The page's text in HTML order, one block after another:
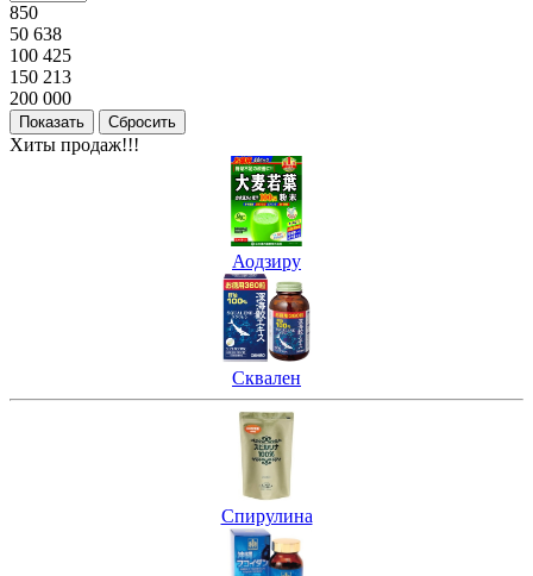
850
50 638
100 425
150 213
200 000
Хиты продаж!!!
Аодзиру
Сквален
Спирулина